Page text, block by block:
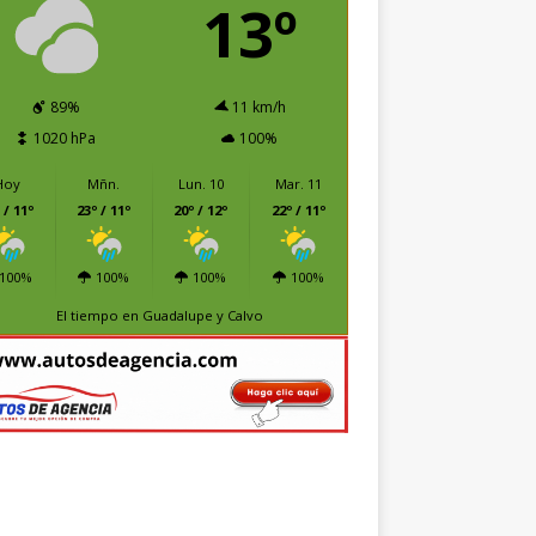
13º
89%
11 km/h
1020 hPa
100%
/ 11º
100%
Mñn.
23º / 11º
100%
Lun. 10
20º / 12º
100%
Mar. 11
22º / 11º
100%
El tiempo en Guadalupe y Calvo